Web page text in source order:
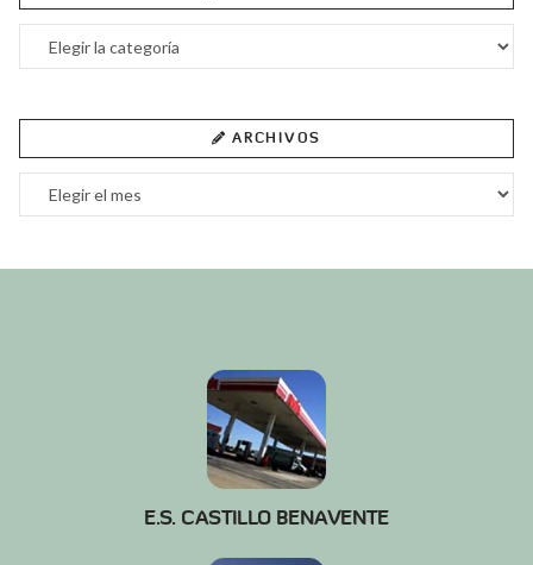
Categorías
ARCHIVOS
Archivos
E.S. CASTILLO BENAVENTE